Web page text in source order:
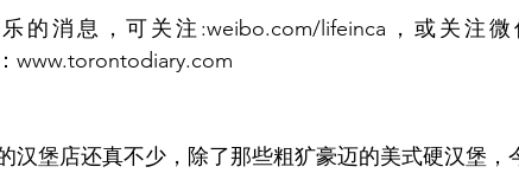
的消息，可关注:weibo.com/lifeinca，或关注微
www.torontodiary.com
汉堡店还真不少，除了那些粗犷豪迈的美式硬汉堡，